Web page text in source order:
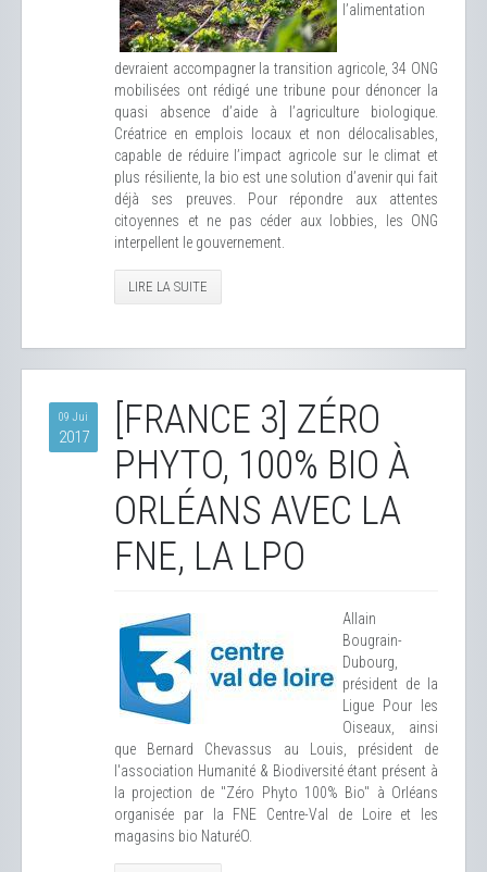
l’alimentation
devraient accompagner la transition agricole, 34 ONG
mobilisées ont rédigé une tribune pour dénoncer la
quasi absence d’aide à l’agriculture biologique.
Créatrice en emplois locaux et non délocalisables,
capable de réduire l’impact agricole sur le climat et
plus résiliente, la bio est une solution d’avenir qui fait
déjà ses preuves. Pour répondre aux attentes
citoyennes et ne pas céder aux lobbies, les ONG
interpellent le gouvernement.
LIRE LA SUITE
09 Jui
2017
[FRANCE 3] ZÉRO
PHYTO, 100% BIO À
ORLÉANS AVEC LA
FNE, LA LPO
Allain
Bougrain-
Dubourg,
président de la
Ligue Pour les
Oiseaux, ainsi
que Bernard Chevassus au Louis, président de
l'association Humanité & Biodiversité étant présent à
la projection de "Zéro Phyto 100% Bio" à Orléans
organisée par la FNE Centre-Val de Loire et les
magasins bio NaturéO.